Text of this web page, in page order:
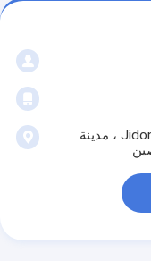
حديقة Jidong Industraial Park ، Qianbaihujian ، مدينة